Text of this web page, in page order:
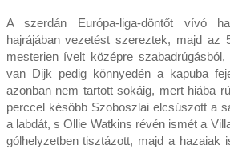
A szerdán Európa-liga-döntőt vívó
hajrájában vezetést szereztek, majd az
mesterien ívelt középre
van Dijk pedig könnyedén a kapuba
azonban nem tartott sokáig, mert hiába
perccel később Szoboszlai elcsúszott a
a labdát, s Ollie Watkins révén ismét a
gólhelyzetben tisztázott, majd a hazaiak